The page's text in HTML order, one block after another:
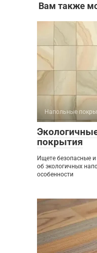
Вам также
Напольные
покрытия
Ищете безопасные
об экологичных
особенности